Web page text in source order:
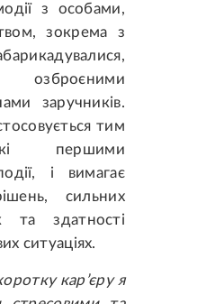
з особами,
зокрема з
заручників.
тим
першими
і вимагає
сильних
та здатності
ситуаціях.
кар’єру я